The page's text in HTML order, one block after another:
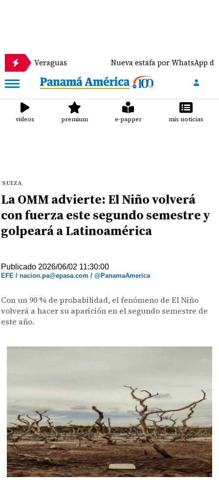
Nueva estafa por WhatsApp distribuye
videos premium e-papper mis noticias
SUIZA
La OMM advierte: El Niño volverá
con fuerza este segundo semestre y
golpeará a Latinoamérica
Publicado 2026/06/02 11:30:00
EFE / nacion.pa@epasa.com / @PanamaAmerica
Con un 90 % de probabilidad, el fenómeno de El Niño
volverá a hacer su aparición en el segundo semestre de
este año.